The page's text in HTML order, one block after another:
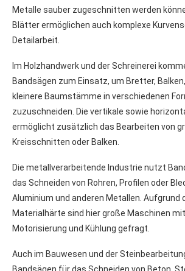
Metalle sauber zugeschnitten werden
Blätter ermöglichen auch komplexe
Detailarbeit.
Im Holzhandwerk und der Schreinerei
Bandsägen zum Einsatz, um Bretter,
kleinere Baumstämme in verschiedenen
zuzuschneiden. Die vertikale sowie
ermöglicht zusätzlich das Bearbeiten von
Kreisschnitten oder Balken.
Die metallverarbeitende Industrie nutzt
das Schneiden von Rohren, Profilen oder
Aluminium und anderen Metallen. Aufgrund
Materialhärte sind hier große Maschinen
Motorisierung und Kühlung gefragt.
Auch im Bauwesen und der
Bandsägen für das Schneiden von Beton,